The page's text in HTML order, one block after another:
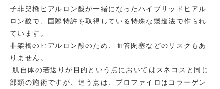
子非架橋ヒアルロン酸が一緒になったハイブリッドヒアル
ロン酸で、国際特許を取得している特殊な製造法で作られ
ています。
非架橋のヒアルロン酸のため、血管閉塞などのリスクもあ
りません。
肌自体の若返りが目的という点においてはスネコスと同じ
部類の施術ですが、違う点は、プロファイロはコラーゲン